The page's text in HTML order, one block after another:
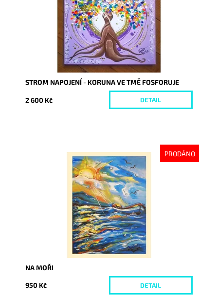
STROM NAPOJENÍ - KORUNA VE TMĚ FOSFORUJE
2 600 Kč DETAIL
PRODÁNO
Vyprodáno
3353
NA MOŘI
950 Kč DETAIL